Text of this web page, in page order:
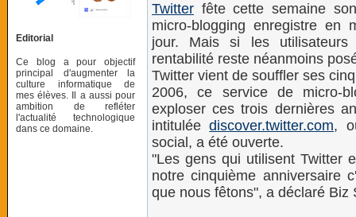
Editorial
Ce blog a pour objectif
principal d'augmenter la
culture informatique de
mes élèves. Il a aussi pour
ambition de refléter
l'actualité technologique
dans ce domaine.
Twitter fête cette semaine
micro-blogging enregistre en
jour. Mais si les
rentabilité reste néanmoins
Twitter vient de souffler ses
2006, ce service de micro-
exploser ces trois dernières
intituléediscover.twitter.com,
social, a été ouverte.
"Les gens qui utilisent Twitter
notre cinquième anniversaire
que nous fêtons", a déclaré Biz